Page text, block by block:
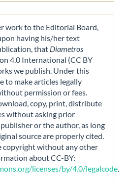
work to the Editorial Board,
having his/her text
that Diametros
4.0 International (CC BY
we publish. Under this
to make articles legally
permission or fees.
copy, print, distribute
without asking prior
or the author, as long
source are properly cited.
copyright without any other
about CC-BY:
licenses/by/4.0/legalcode